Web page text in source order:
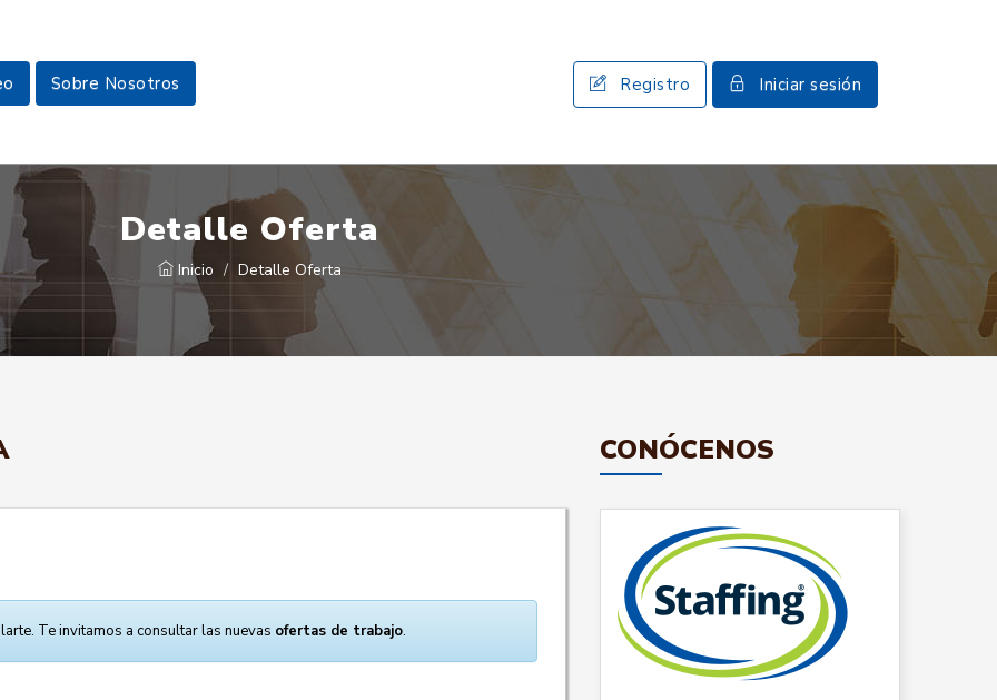
Sobre Nosotros Registro Iniciar sesión
Detalle Oferta
Inicio Detalle Oferta
Te invitamos a consultar las nuevas ofertas de trabajo.
CONÓCENOS